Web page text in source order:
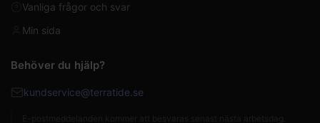
Vanliga frågor och svar
Min sida
Behöver du hjälp?
kundservice@terratide.se